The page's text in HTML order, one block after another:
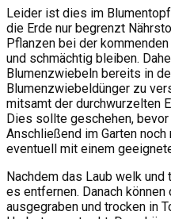
Leider ist dies im
die Erde nur begrenzt
Pflanzen bei der
und schmächtig bleiben.
Blumenzwiebeln bereits in
Blumenzwiebeldünger zu
mitsamt der durchwurzelten
Dies sollte geschehen,
Anschließend im Garten
eventuell mit einem
Nachdem das Laub welk
es entfernen. Danach
ausgegraben und trocken in